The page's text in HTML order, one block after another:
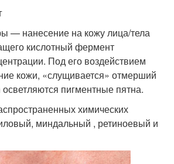
— нанесение на кожу лица/тела
кислотный фермент
Под его воздействием
кожи, «слущивается» отмерший
пигментные пятна.
химических
миндальный , ретиноевый и